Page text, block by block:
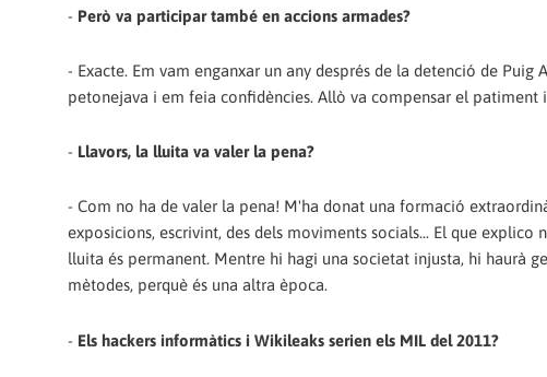
- Però va participar també en accions armades?
- Exacte. Em vam enganxar un any després de la detenció de
petonejava i em feia confidències. Allò va compensar el patiment
- Llavors, la lluita va valer la pena?
- Com no ha de valer la pena! M'ha donat una formació
exposicions, escrivint, des dels moviments socials... El que
lluita és permanent. Mentre hi hagi una societat injusta, hi haurà
mètodes, perquè és una altra època.
- Els hackers informàtics i Wikileaks serien els MIL del 2011?